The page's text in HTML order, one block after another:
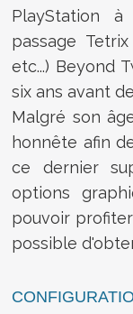
PlayStation
passage
etc...) Beyond
six ans avant
Malgré son
honnête afin
ce dernier
options
pouvoir
possible